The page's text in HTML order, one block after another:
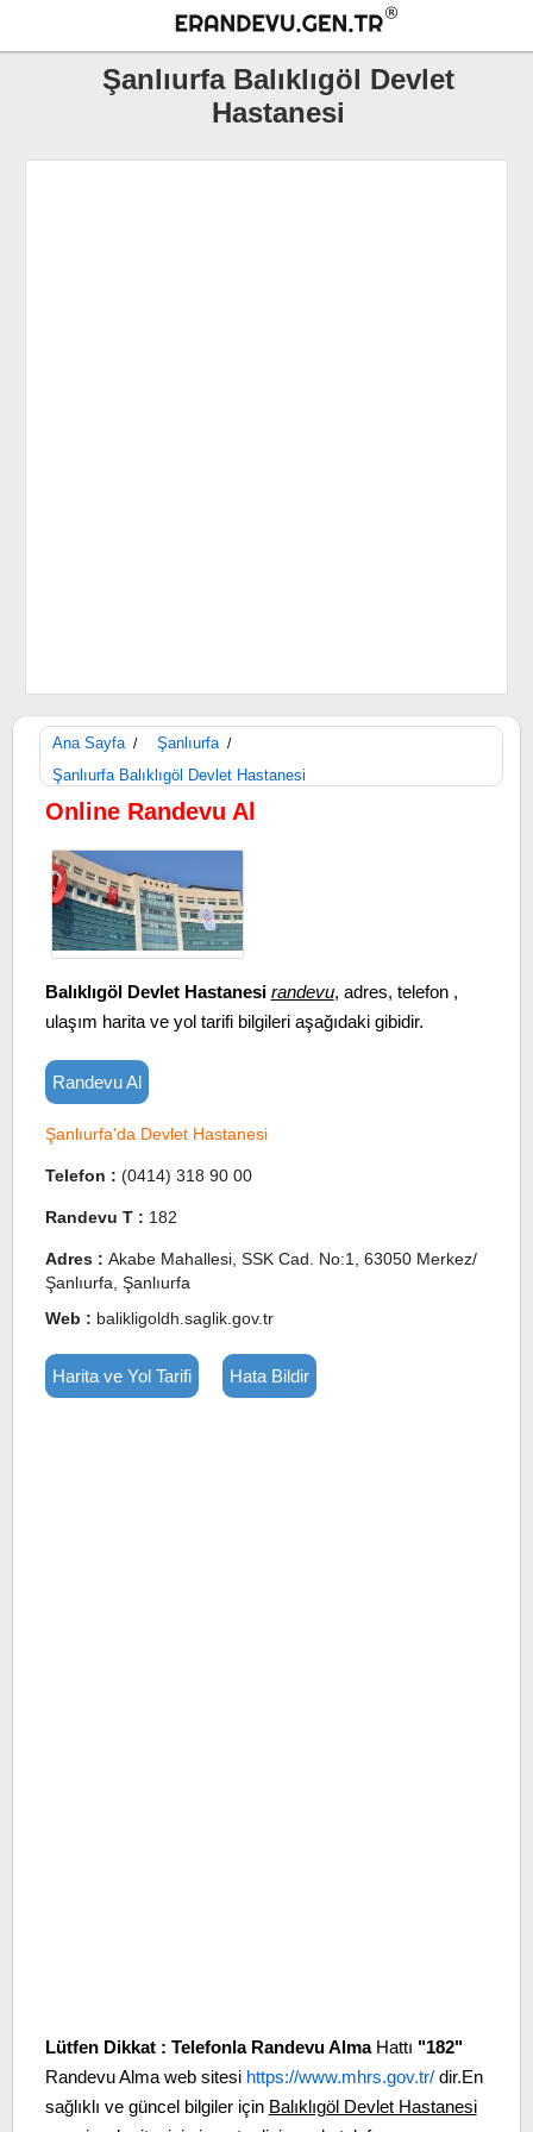
Şanlıurfa Balıklıgöl Devlet
Hastanesi
Ana Sayfa / Şanlıurfa /
Şanlıurfa Balıklıgöl Devlet Hastanesi
Online Randevu Al
Balıklıgöl Devlet Hastanesi randevu, adres, telefon ,
ulaşım harita ve yol tarifi bilgileri aşağıdaki gibidir.
Randevu Al
Şanlıurfa'da Devlet Hastanesi
Telefon : (0414) 318 90 00
Randevu T : 182
Adres : Akabe Mahallesi, SSK Cad. No:1, 63050 Merkez/
Şanlıurfa, Şanlıurfa
Web : balikligoldh.saglik.gov.tr
Harita ve Yol Tarifi Hata Bildir
Lütfen Dikkat : Telefonla Randevu AlmaHattı "182"
Randevu Alma web sitesi https://www.mhrs.gov.tr/dir.En
sağlıklı ve güncel bilgiler için Balıklıgöl Devlet Hastanesi